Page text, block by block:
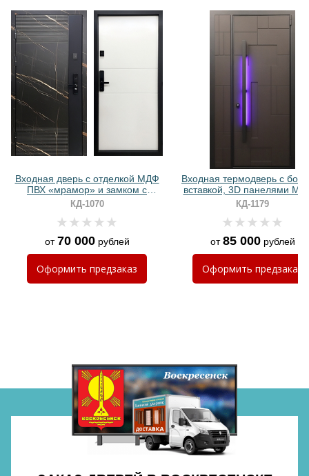
Хочу такую
Хочу такую
Хочу такую
Хочу такую
Хочу такую
Входная дверь с отделкой МДФ
ПВХ «мрамор» и замком с
биометрией
КД-1070
от70 000рублей
Оформить предзаказ
Входная термодверь с
вставкой, 3D панелями
ручкой с подсветкой
КД-1179
от85 000рублей
Оформить предзаказ